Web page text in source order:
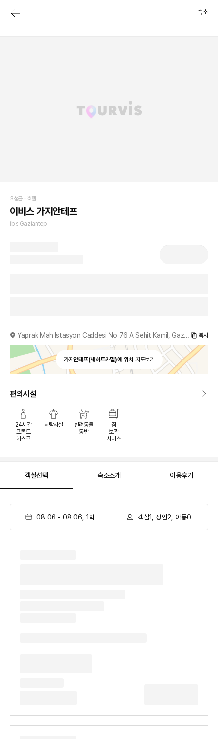
숙소
3성급 · 호텔
이비스 가지안테프
ibis Gaziantep
Yaprak Mah Istasyon Caddesi No 76 A Sehit Kamil, Gaziantep, 27400, TR 복사
가지안테프(세히트카밀)에 위치 지도보기
편의시설
24시간
프론트
데스크
세탁시설
반려동물
동반
짐
보관
서비스
객실선택 숙소소개 이용후기
08.06 - 08.06 1 박 객실1, 성인2, 아동0